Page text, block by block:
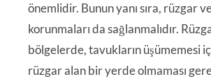
önemlidir. Bunun yanı sıra, rüzgar
korunmaları da sağlanmalıdır.
bölgelerde, tavukların üşümemesi
rüzgar alan bir yerde olmaması